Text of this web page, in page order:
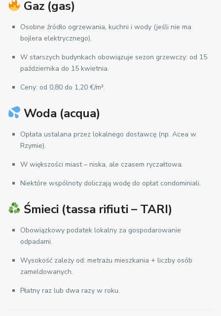
Gaz (gas)
Osobne źródło ogrzewania, kuchni i wody (jeśli nie ma
bojlera elektrycznego).
W starszych budynkach obowiązuje sezon grzewczy: od 15
października do 15 kwietnia.
Ceny: od 0,80 do 1,20 €/m³.
Woda (acqua)
Opłata ustalana przez lokalnego dostawcę (np. Acea w
Rzymie).
W większości miast – niska, ale czasem ryczałtowa.
Niektóre wspólnoty doliczają wodę do opłat condominiali.
Śmieci (tassa rifiuti – TARI)
Obowiązkowy podatek lokalny za gospodarowanie
odpadami.
Wysokość zależy od: metrażu mieszkania + liczby osób
zameldowanych.
Płatny raz lub dwa razy w roku.